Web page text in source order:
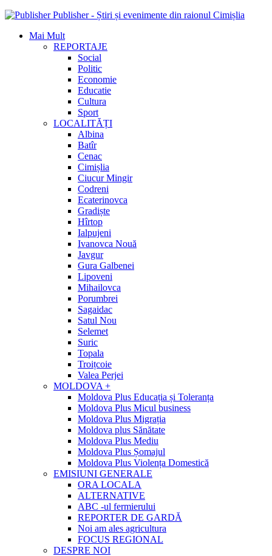
Publisher - Știri și evenimente din raionul Cimișlia
Mai Mult
REPORTAJE
Social
Politic
Economie
Educatie
Cultura
Sport
LOCALITĂȚI
Albina
Batîr
Cenac
Cimișlia
Ciucur Mingir
Codreni
Ecaterinovca
Gradiște
Hîrtop
Ialpujeni
Ivanovca Nouă
Javgur
Gura Galbenei
Lipoveni
Mihailovca
Porumbrei
Sagaidac
Satul Nou
Selemet
Suric
Topala
Troițcoie
Valea Perjei
MOLDOVA +
Moldova Plus Educația și Toleranța
Moldova Plus Micul business
Moldova Plus Migrația
Moldova plus Sănătate
Moldova Plus Mediu
Moldova Plus Șomajul
Moldova Plus Violența Domestică
EMISIUNI GENERALE
ORA LOCALA
ALTERNATIVE
ABC -ul fermierului
REPORTER DE GARDĂ
Noi am ales agricultura
FOCUS REGIONAL
DESPRE NOI